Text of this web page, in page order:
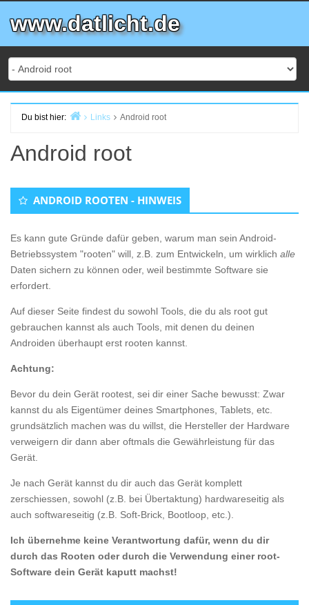
Inhalt
springen
www.datlicht.de
Du bist hier:
Links Android root
Android root
ANDROID ROOTEN - HINWEIS
Es kann gute Gründe dafür geben, warum man sein Android-
Betriebssystem "rooten" will, z.B. zum Entwickeln, um wirklich alle
Daten sichern zu können oder, weil bestimmte Software sie
erfordert.
Auf dieser Seite findest du sowohl Tools, die du als root gut
gebrauchen kannst als auch Tools, mit denen du deinen
Androiden überhaupt erst rooten kannst.
Achtung:
Bevor du dein Gerät rootest, sei dir einer Sache bewusst: Zwar
kannst du als Eigentümer deines Smartphones, Tablets, etc.
grundsätzlich machen was du willst, die Hersteller der Hardware
verweigern dir dann aber oftmals die Gewährleistung für das
Gerät.
Je nach Gerät kannst du dir auch das Gerät komplett
zerschiessen, sowohl (z.B. bei Übertaktung) hardwareseitig als
auch softwareseitig (z.B. Soft-Brick, Bootloop, etc.).
Ich übernehme keine Verantwortung dafür, wenn du dir
durch das Rooten oder durch die Verwendung einer root-
Software dein Gerät kaputt machst!